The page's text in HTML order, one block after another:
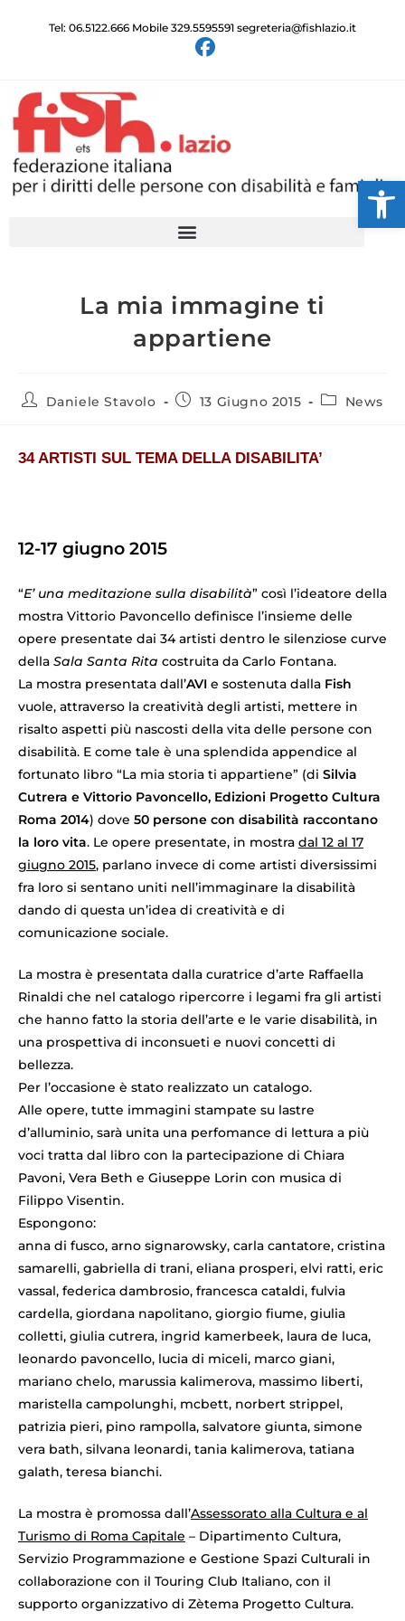
Tel: 06.5122.666 Mobile 329.5595591 segreteria@fishlazio.it
La mia immagine ti
appartiene
Daniele Stavolo 13 Giugno 2015 News
34 ARTISTI SUL TEMA DELLA DISABILITA’
12-17 giugno 2015
“E’ una meditazione sulla disabilità” così l’ideatore della
mostra Vittorio Pavoncello definisce l’insieme delle
opere presentate dai 34 artisti dentro le silenziose curve
della Sala Santa Rita costruita da Carlo Fontana.
La mostra presentata dall’AVI e sostenuta dalla Fish
vuole, attraverso la creatività degli artisti, mettere in
risalto aspetti più nascosti della vita delle persone con
disabilità. E come tale è una splendida appendice al
fortunato libro “La mia storia ti appartiene” (di Silvia
Cutrera e Vittorio Pavoncello, Edizioni Progetto Cultura
Roma 2014) dove 50 persone con disabilità raccontano
la loro vita. Le opere presentate, in mostra dal 12 al 17
giugno 2015, parlano invece di come artisti diversissimi
fra loro si sentano uniti nell’immaginare la disabilità
dando di questa un’idea di creatività e di
comunicazione sociale.
La mostra è presentata dalla curatrice d’arte Raffaella
Rinaldi che nel catalogo ripercorre i legami fra gli artisti
che hanno fatto la storia dell’arte e le varie disabilità, in
una prospettiva di inconsueti e nuovi concetti di
bellezza.
Per l’occasione è stato realizzato un catalogo.
Alle opere, tutte immagini stampate su lastre
d’alluminio, sarà unita una perfomance di lettura a più
voci tratta dal libro con la partecipazione di Chiara
Pavoni, Vera Beth e Giuseppe Lorin con musica di
Filippo Visentin.
Espongono:
anna di fusco, arno signarowsky, carla cantatore, cristina
samarelli, gabriella di trani, eliana prosperi, elvi ratti, eric
vassal, federica dambrosio, francesca cataldi, fulvia
cardella, giordana napolitano, giorgio fiume, giulia
colletti, giulia cutrera, ingrid kamerbeek, laura de luca,
leonardo pavoncello, lucia di miceli, marco giani,
mariano chelo, marussia kalimerova, massimo liberti,
maristella campolunghi, mcbett, norbert strippel,
patrizia pieri, pino rampolla, salvatore giunta, simone
vera bath, silvana leonardi, tania kalimerova, tatiana
galath, teresa bianchi.
La mostra è promossa dall’Assessorato alla Cultura e al
Turismo di Roma Capitale – Dipartimento Cultura,
Servizio Programmazione e Gestione Spazi Culturali in
collaborazione con il Touring Club Italiano, con il
supporto organizzativo di Zètema Progetto Cultura.